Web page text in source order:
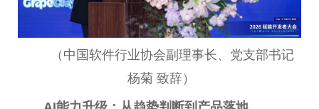
（中国软件行业协会副理事长、党支部书记
杨菊 致辞）